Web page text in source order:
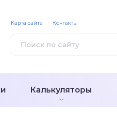
Калькуляторы
Карта сайта Контакты